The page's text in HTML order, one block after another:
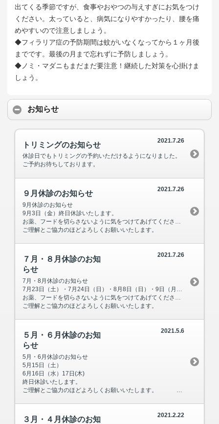
出てくる季節ですが、食事やおやつの与えすぎにお気をつけ
ください。太っていると、病気になりやすかったり、腰を痛
めやすいので注意しましょう。
◆フィラリア症の予防期間は蚊がいなくなってから１ヶ月後
までです。最後の月まで忘れずに予防しましょう。
◆ノミ・マダニもまだまだ要注意！継続した対策を心掛けま
しょう。
お知らせ
2021.7.26
トリミングのお知らせ
休診日でもトリミングの予約いただけるようになりました。
ご予約お待ちしております。
2021.7.26
９月休診のお知らせ
9月休診のお知らせ
9月3日（金）終日休診いたします。
お薬、フードを切らさないように気をつけてあげてください。
ご理解とご協力のほどよろしくお願いいたします。
2021.7.26
７月・８月休診のお知
らせ
7月・8月休診のお知らせ
7月23日（土）・7月24日（日）・8月8日（日）・9日（月）終日休診いたします。
お薬、フードを切らさないように気をつけてあげてください。
ご理解とご協力のほどよろしくお願いいたします。
2021.5.6
５月・６月休診のお知
らせ
5月・6月休診のお知らせ
5月15日（土）
6月16日（水）17日(木)
終日休診いたします。
ご理解とご協力のほどよろしくお願いいたします。
2021.2.22
３月・４月休診のお知